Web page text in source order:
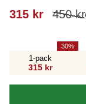
450kr
315 kr
1-pack
315 kr
30